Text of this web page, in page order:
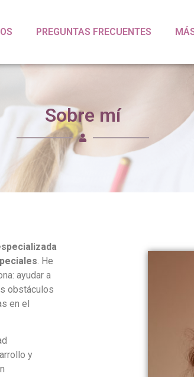
PREGUNTAS FRECUENTES
Sobre mí
. He
ayudar a
obstáculos
en el
y